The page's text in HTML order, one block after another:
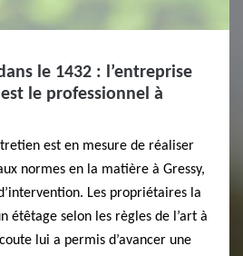
le 1432 : l’entreprise
le professionnel à
est en mesure de réaliser
normes en la matière à Gressy,
Les propriétaires la
étêtage selon les règles de l’art à
lui a permis d’avancer une